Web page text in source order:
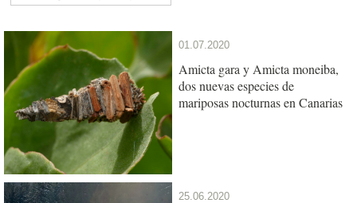
01.07.2020
Amicta gara y Amicta moneiba,
dos nuevas especies de
mariposas nocturnas en Canarias
25.06.2020